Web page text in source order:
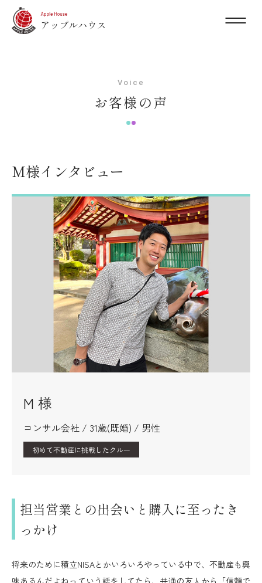
Voice
お客様の声
M様インタビュー
M 様
コンサル会社 / 31歳(既婚) / 男性
初めて不動産に挑戦したクルー
担当営業との出会いと購入に至ったき
っかけ
将来のために積立NISAとかいろいろやっている中で、不動産も興
味あるんだよねっていう話をしてたら、共通の友人から「信頼で